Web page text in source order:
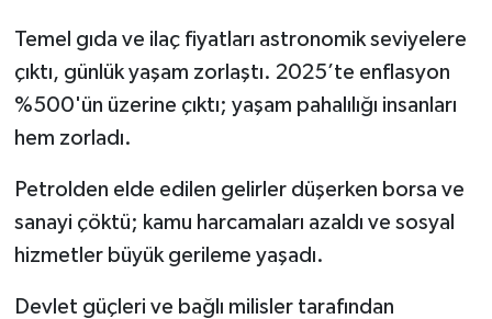
Temel gıda ve ilaç fiyatları astronomik seviyelere
çıktı, günlük yaşam zorlaştı. 2025’te enflasyon
%500'ün üzerine çıktı; yaşam pahalılığı insanları
hem zorladı.
Petrolden elde edilen gelirler düşerken borsa ve
sanayi çöktü; kamu harcamaları azaldı ve sosyal
hizmetler büyük gerileme yaşadı.
Devlet güçleri ve bağlı milisler tarafından